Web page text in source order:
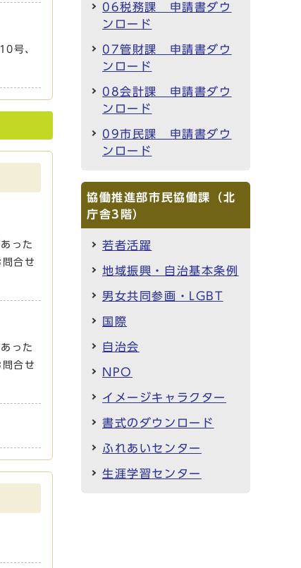
号、
った
合せ
った
合せ
06税務課 申請書ダウ
ンロード
07管財課 申請書ダウ
ンロード
08会計課 申請書ダウ
ンロード
09市民課 申請書ダウ
ンロード
協働推進部市民協働課（北
庁舎3階）
若者活躍
地域振興・自治基本条例
男女共同参画・LGBT
国際
自治会
NPO
イメージキャラクター
書式のダウンロード
ふれあいセンター
生涯学習センター